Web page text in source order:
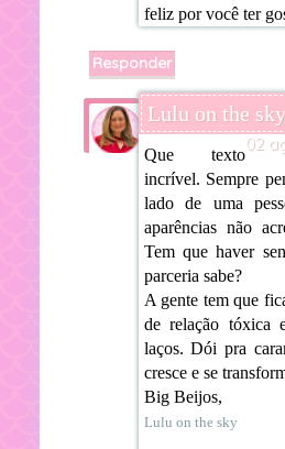
feliz por você ter
Responder
Lulu on the sky
02
Que texto
incrível. Sempre
lado de uma
aparências não
Tem que haver
parceria sabe?
A gente tem que
de relação tóxica
laços. Dói pra
cresce e se
Big Beijos,
Lulu on the sky